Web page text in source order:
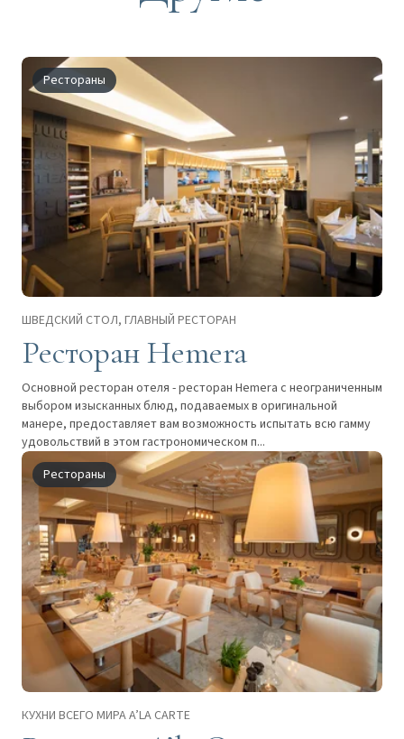
Рестораны
ШВЕДСКИЙ СТОЛ, ГЛАВНЫЙ РЕСТОРАН
Ресторан Hemera
Основной ресторан отеля - ресторан Hemera с неограниченным
выбором изысканных блюд, подаваемых в оригинальной
манере, предоставляет вам возможность испытать всю гамму
удовольствий в этом гастрономическом п...
Рестораны
КУХНИ ВСЕГО МИРА A’LA CARTE